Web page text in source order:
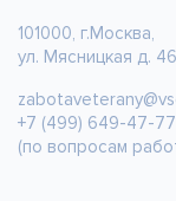
101000, г.Москва,
ул. Мясницкая д.
+7 (499) 649-47-77
(по вопросам